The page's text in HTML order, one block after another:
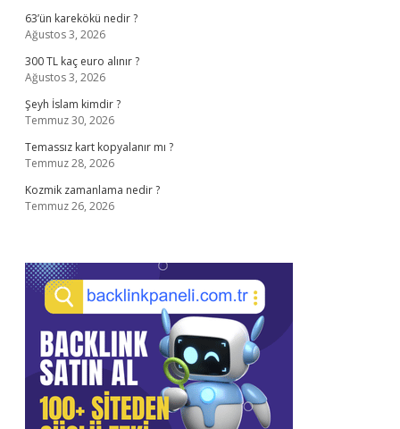
63’ün karekökü nedir ?
Ağustos 3, 2026
300 TL kaç euro alınır ?
Ağustos 3, 2026
Şeyh İslam kimdir ?
Temmuz 30, 2026
Temassız kart kopyalanır mı ?
Temmuz 28, 2026
Kozmik zamanlama nedir ?
Temmuz 26, 2026